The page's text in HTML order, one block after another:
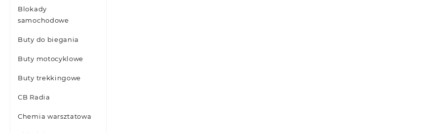
Blokady
samochodowe
Buty do biegania
Buty motocyklowe
Buty trekkingowe
CB Radia
Chemia warsztatowa